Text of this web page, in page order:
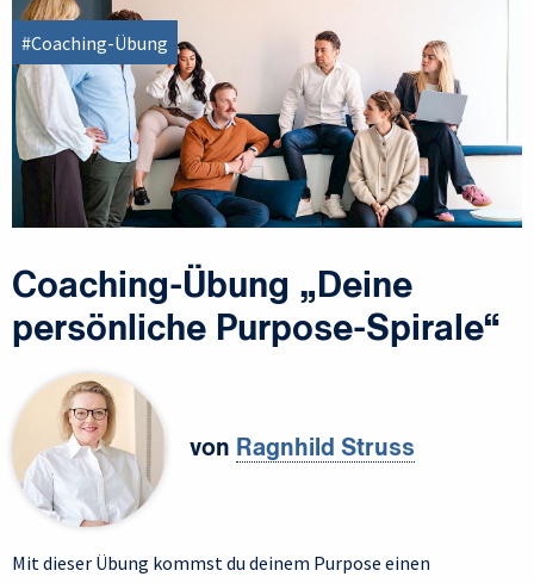
#Coaching-Übung
Coaching-Übung „Deine
persönliche Purpose-Spirale“
von Ragnhild Struss
Mit dieser Übung kommst du deinem Purpose einen